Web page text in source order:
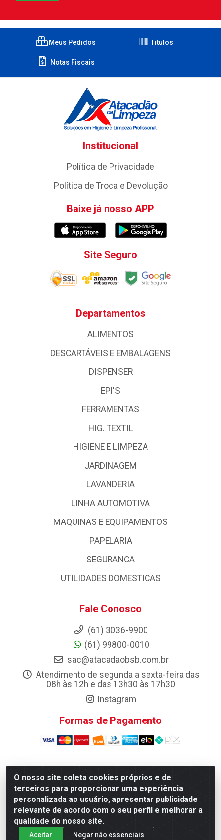
O nosso site coleta cookies próprios e de
terceiros para proporcionar uma experiência
personalizada ao usuário, apresentar publicidade
relevante de acordo com o seu perfil e melhorar a
qualidade do nosso site.
Aceitar Negar não essenciais
Meus Pedidos Títulos
Notas Fiscais
Institucional
Política de Privacidade
Política de Troca e Devolução
Baixe já nosso APP
Site Seguro
Departamentos
ALIMENTOS
DESCARTÁVEIS E EMBALAGENS
DISPENSER
EPI'S
FERRAMENTAS
HIG. TEXTIL
HIGIENE E LIMPEZA
JARDINAGEM
LAVANDERIA
LINHA AUTOMOTIVA
MAQUINAS E EQUIPAMENTOS
PAPELARIA
SEGURANCA
UTILIDADES DOMESTICAS
Fale Conosco
(61) 3036-9900
(61) 99800-0010
sac@atacadaobsb.com.br
Atendimento de segunda a sexta-feira das
08h às 12h e das 13h30 às 17h30
Instagram
Formas de Pagamento
Atacadao da Limpeza F. Pereira Queiroz Comercio e
Distribuicao LTDA - Quadra Qi 10 Lotes 39 e, 41 - Setor
Industrial (Taguatinga), Brasília/DF - CEP 72.135-100 -
CNPJ 13.184.675/0001-80